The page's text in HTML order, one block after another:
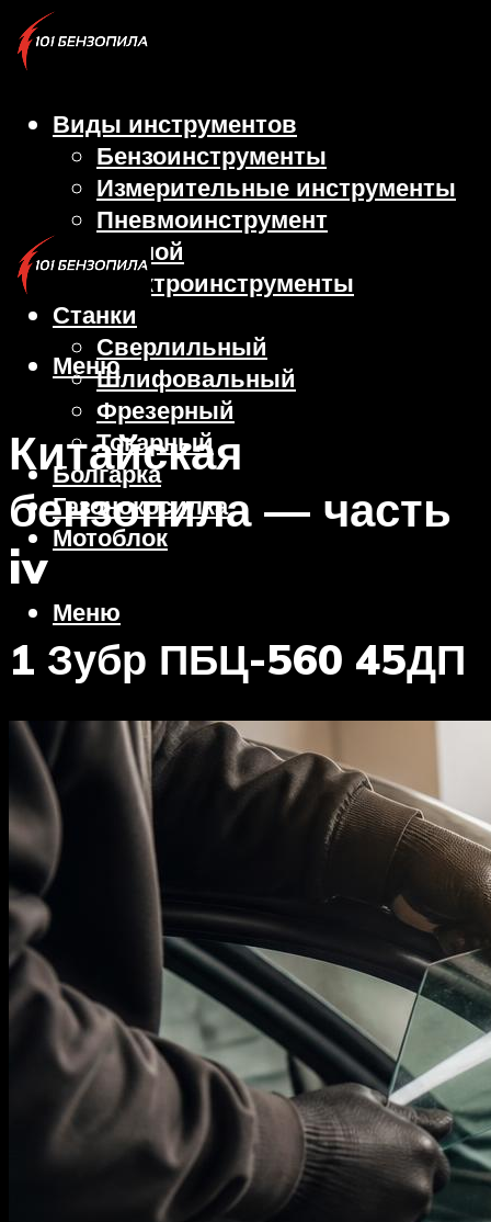
Виды инструментов
Бензоинструменты
Измерительные инструменты
Пневмоинструмент
Ручной
Электроинструменты
Станки
Сверлильный
Шлифовальный
Фрезерный
Токарный
Болгарка
Газонокосилка
Мотоблок
Меню
Меню
Китайская
бензопила — часть
iv
1 Зубр ПБЦ-560 45ДП